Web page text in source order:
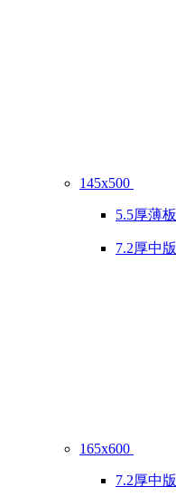
145x500
5.5厚薄板
7.2厚中版
165x600
7.2厚中版